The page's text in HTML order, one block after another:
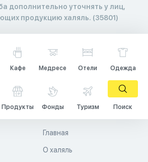
дополнительно уточнять у лиц,
продукцию халяль. (35801)
Кафе Медресе Отели Одежда
Продукты Фонды Туризм Поиск
Главная
О халяль